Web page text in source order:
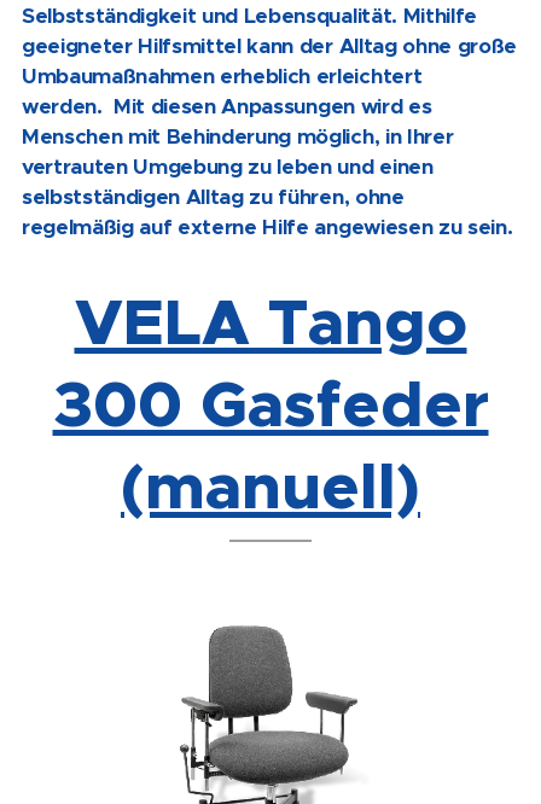
Selbstständigkeit und Lebensqualität. Mithilfe
geeigneter Hilfsmittel kann der Alltag ohne große
Umbaumaßnahmen erheblich erleichtert
werden. Mit diesen Anpassungen wird es
Menschen mit Behinderung möglich, in Ihrer
vertrauten Umgebung zu leben und einen
selbstständigen Alltag zu führen, ohne
regelmäßig auf externe Hilfe angewiesen zu sein.
VELA Tango
300 Gasfeder
(manuell)